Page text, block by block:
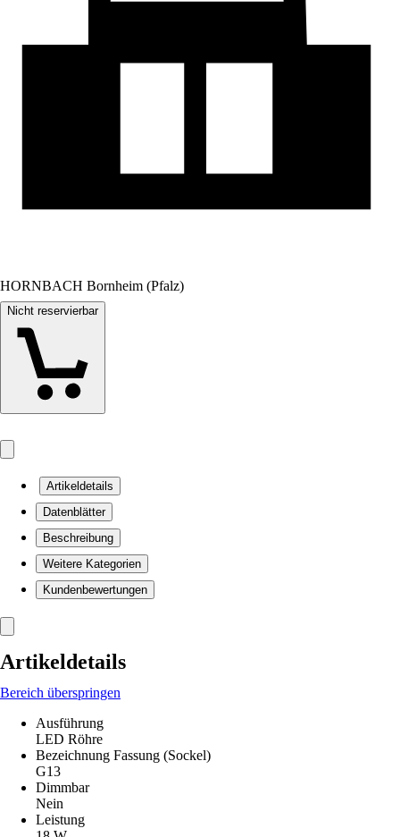
HORNBACH Bornheim (Pfalz)
Nicht reservierbar
Artikeldetails
Datenblätter
Beschreibung
Weitere Kategorien
Kundenbewertungen
Artikeldetails
Bereich überspringen
Ausführung
LED Röhre
Bezeichnung Fassung (Sockel)
G13
Dimmbar
Nein
Leistung